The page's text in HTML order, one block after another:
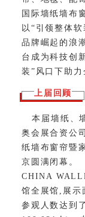
国际墙纸墙布
以“引领整体
品牌崛起的浪
台成为科技创
装”风口下助力
上届回顾
本届墙纸、
奥会展合资公
纸墙布窗帘暨
京圆满闭幕。
CHINA
馆全展馆,展示
参观人数达到